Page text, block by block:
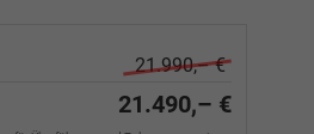
21.990,– €
21.490,– €